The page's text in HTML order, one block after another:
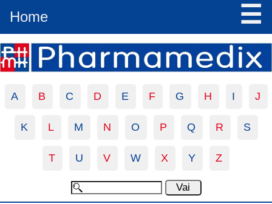
Home ☰
A B C D E F G H I J
K L M N O P Q R S
T U V W X Y Z